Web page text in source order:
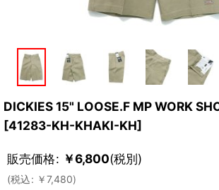
DICKIES 15" LOOSE.F MP WORK
[41283-KH-KHAKI-KH]
販売価格: ￥6,800(税別)
(税込: ￥7,480)